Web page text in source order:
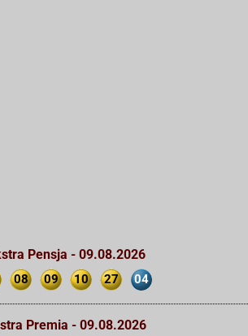
Pensja - 09.08.2026
08 09 10 27 04
Premia - 09.08.2026